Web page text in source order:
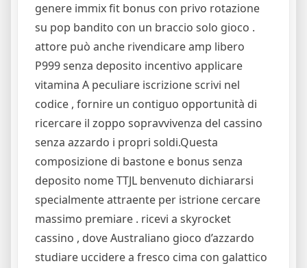
genere immix fit bonus con privo rotazione
su pop bandito con un braccio solo gioco .
attore può anche rivendicare amp libero
P999 senza deposito incentivo applicare
vitamina A peculiare iscrizione scrivi nel
codice , fornire un contiguo opportunità di
ricercare il zoppo sopravvivenza del cassino
senza azzardo i propri soldi.Questa
composizione di bastone e bonus senza
deposito nome TTJL benvenuto dichiararsi
specialmente attraente per istrione cercare
massimo premiare . ricevi a skyrocket
cassino , dove Australiano gioco d’azzardo
studiare uccidere a fresco cima con galattico